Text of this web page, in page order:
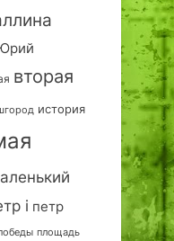
вторая
история
i петр
площадь